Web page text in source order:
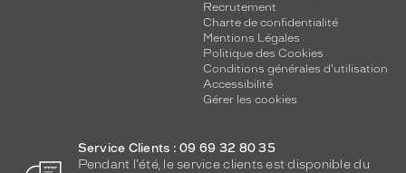
Recrutement
Charte de confidentialité
Mentions Légales
Politique des Cookies
Conditions générales d'utilisation
Accessibilité
Gérer les cookies
Service Clients : 09 69 32 80 35
Pendant l'été, le service clients est disponible du